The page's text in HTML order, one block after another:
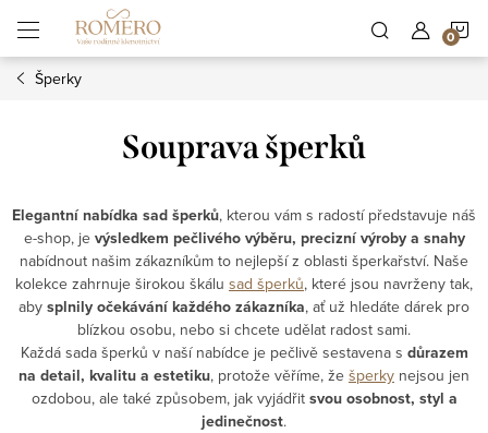
obsah
Šperky
Souprava šperků
Elegantní nabídka sad šperků, kterou vám s radostí představuje náš
e-shop, je výsledkem pečlivého výběru, precizní výroby a snahy
nabídnout našim zákazníkům to nejlepší z oblasti šperkařství. Naše
kolekce zahrnuje širokou škálu sad šperků, které jsou navrženy tak,
aby splnily očekávání každého zákazníka, ať už hledáte dárek pro
blízkou osobu, nebo si chcete udělat radost sami.
Každá sada šperků v naší nabídce je pečlivě sestavena s důrazem
na detail, kvalitu a estetiku, protože věříme, že šperky nejsou jen
ozdobou, ale také způsobem, jak vyjádřit svou osobnost, styl a
jedinečnost.